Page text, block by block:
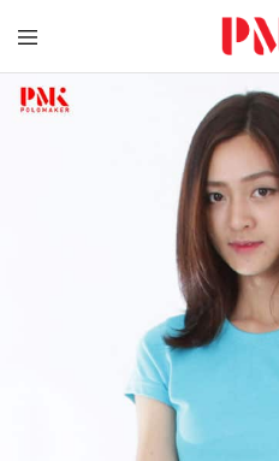
PMK
Polomaker
ผลิต
สินค้า
สร้าง
แบรนด์
เสื้อ
โปโล
ยูนิฟอร์ม
พร้อม
โลโก้
ผู้
โปโล
ยูนิฟอร์ม
บริษัท
มาตรฐาน
ISO9001
และ
อุตสาหกรรม
เขียว
ระดับ
ที่2